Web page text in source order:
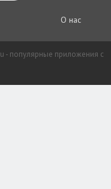
О нас
- популярные приложения с